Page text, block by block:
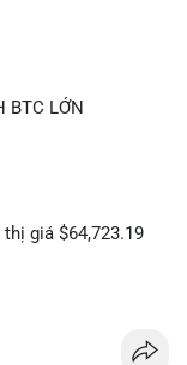
BTC LỚN
giá $64,723.19
mô này, khả năng